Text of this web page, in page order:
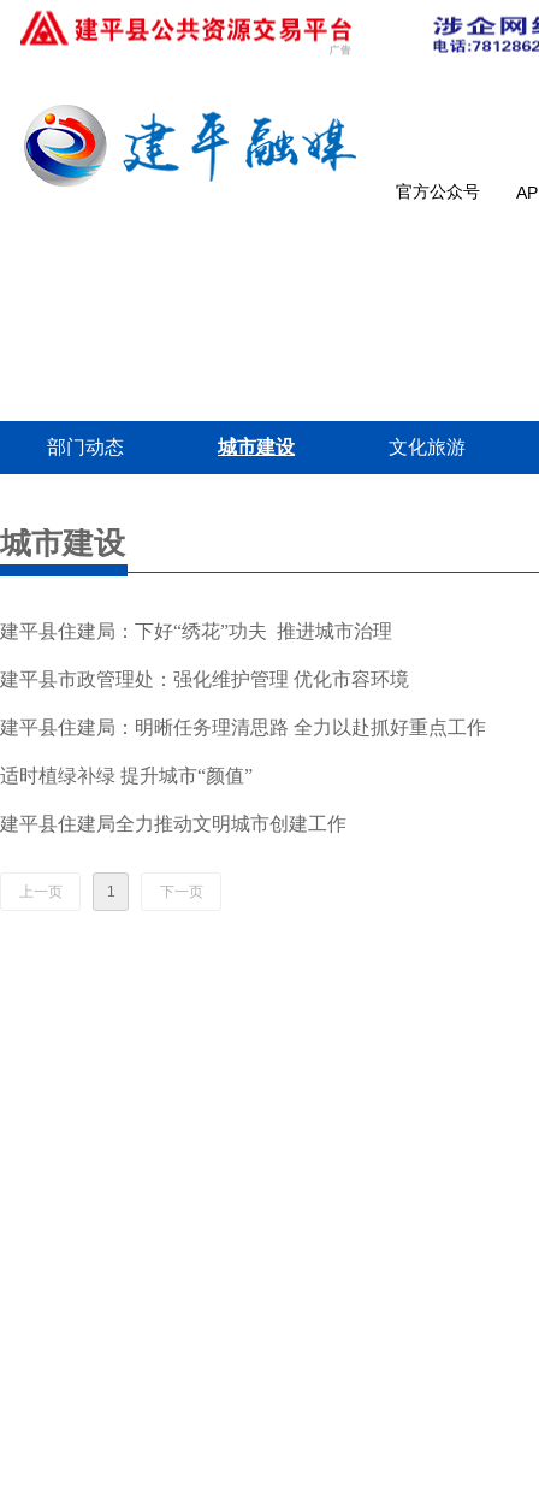
官方公众号
建平县住建局：下好“绣花”功夫 推进城市治理
建平县市政管理处：强化维护管理 优化市容环境
建平县住建局：明晰任务理清思路 全力以赴抓好重点工作
适时植绿补绿 提升城市“颜值”
建平县住建局全力推动文明城市创建工作
上一页 1 下一页
城市建设
部门动态 城市建设 文化旅游